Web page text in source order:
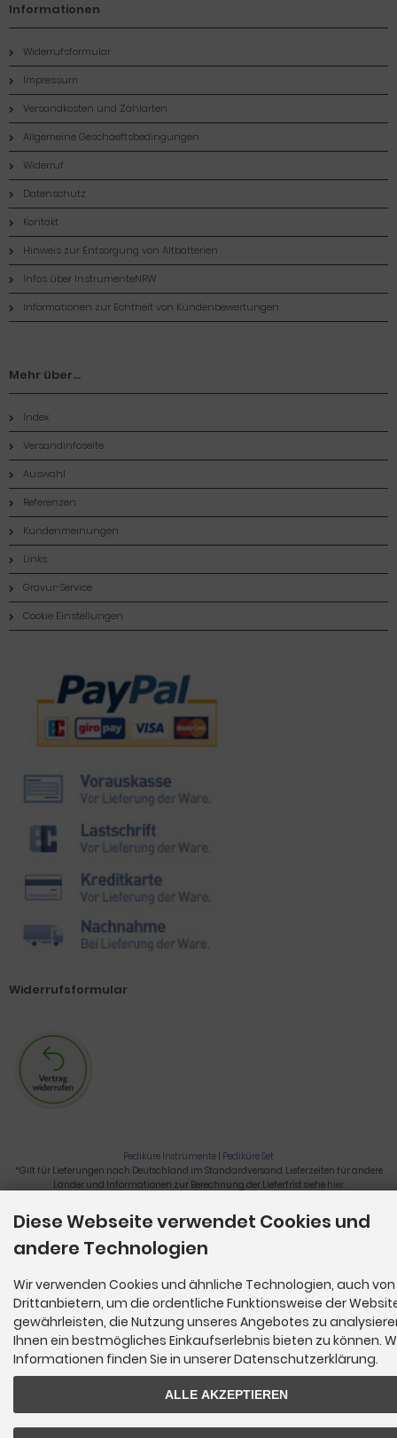
Informationen
Widerrufsformular
Impressum
Versandkosten und Zahlarten
Allgemeine Geschaeftsbedingungen
Widerruf
Datenschutz
Kontakt
Hinweis zur Entsorgung von Altbatterien
Infos über InstrumenteNRW
Informationen zur Echtheit von Kundenbewertungen
Mehr über...
Index
Versandinfoseite
Auswahl
Referenzen
Kundenmeinungen
Links
Gravur-Service
Cookie Einstellungen
Zahlungsmethoden
Widerrufsformular
Pediküre Instrumente | Pediküre Set
*Gilt für Lieferungen nach Deutschland im Standardversand. Lieferzeiten für andere
Länder und Informationen zur Berechnung der Lieferfrist siehe hier.
Nagelzange, Podologie, Pediküre, Fußpflegegeräte, Nagelfräser © 2026
Diese Webseite verwendet Cookies und
andere Technologien
Wir verwenden Cookies und ähnliche Technologien, auch von
Drittanbietern, um die ordentliche Funktionsweise der
gewährleisten, die Nutzung unseres Angebotes zu
Ihnen ein bestmögliches Einkaufserlebnis bieten zu können.
Informationen finden Sie in unserer Datenschutzerklärung.
ALLE AKZEPTIEREN